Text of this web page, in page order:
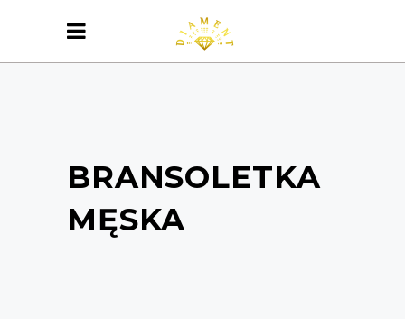
BRANSOLETKA
MĘSKA